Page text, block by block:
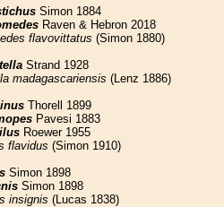
Simon 1884
Raven & Hebron 2018
flavovittatus (Simon 1880)
Strand 1928
madagascariensis (Lenz 1886)
Thorell 1899
Pavesi 1883
Roewer 1955
flavidus (Simon 1910)
Simon 1898
Simon 1898
insignis (Lucas 1838)